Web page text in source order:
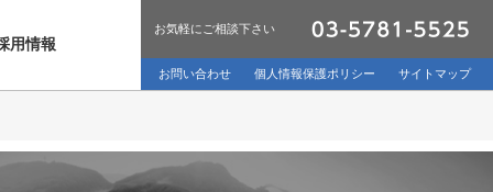
用情報
お気軽にご相談下さい
お問い合わせ 個人情報保護ポリシー サイトマップ